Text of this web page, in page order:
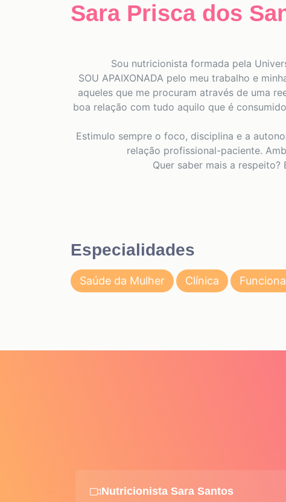
Sara Prisca dos
Sou nutricionista formada pela
SOU APAIXONADA pelo meu trabalho e
aqueles que me procuram através de uma
boa relação com tudo aquilo que é
Estimulo sempre o foco, disciplina e a
relação profissional-paciente.
Quer saber mais a
Especialidades
Saúde da Mulher Clínica
Nutricionista Sara Santos